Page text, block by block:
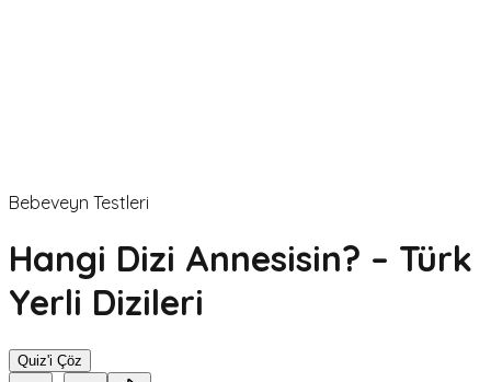
Bebeveyn Testleri
Hangi Dizi Annesisin? – Türk
Yerli Dizileri
Quiz'i Çöz